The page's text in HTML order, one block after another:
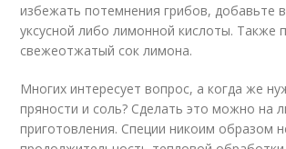
избежать потемнения грибов, добавьте
уксусной либо лимонной кислоты. Также
свежеотжатый сок лимона.
Многих интересует вопрос, а когда же
пряности и соль? Сделать это можно на
приготовления. Специи никоим образом